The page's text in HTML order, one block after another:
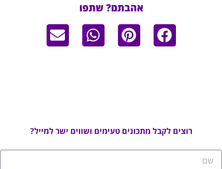
אהבתם? שתפו
רוצים לקבל מתכונים טעימים ושווים ישר למייל?